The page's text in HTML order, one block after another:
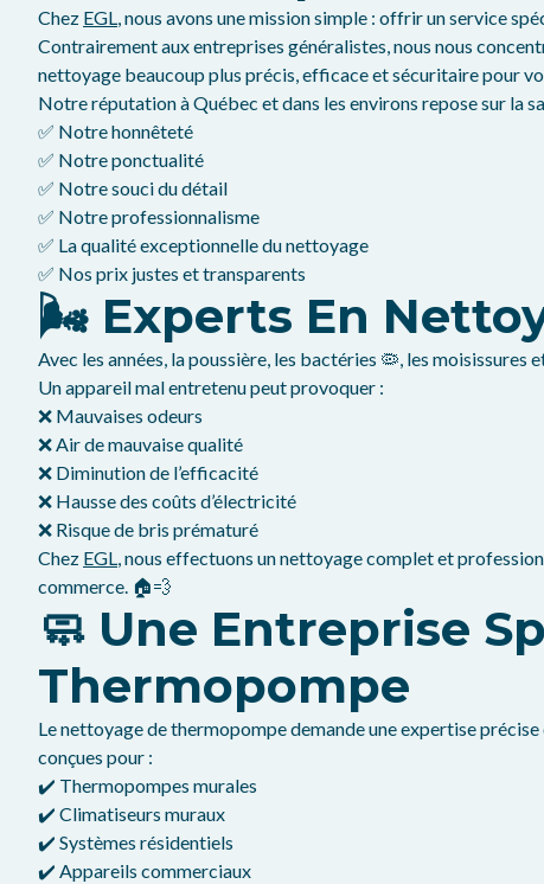
Chez EGL, nous avons une mission simple : offrir un service
Contrairement aux entreprises généralistes, nous nous
nettoyage beaucoup plus précis, efficace et sécuritaire pour
Notre réputation à Québec et dans les environs repose sur la
✅ Notre honnêteté
✅ Notre ponctualité
✅ Notre souci du détail
✅ Notre professionnalisme
✅ La qualité exceptionnelle du nettoyage
✅ Nos prix justes et transparents
🌬️ Experts En
Avec les années, la poussière, les bactéries 🦠, les
Un appareil mal entretenu peut provoquer :
❌ Mauvaises odeurs
❌ Air de mauvaise qualité
❌ Diminution de l’efficacité
❌ Hausse des coûts d’électricité
❌ Risque de bris prématuré
Chez EGL, nous effectuons un nettoyage complet et
commerce. 🏠💨
🧼 Une Entreprise
Thermopompe
Le nettoyage de thermopompe demande une expertise
conçues pour :
✔️ Thermopompes murales
✔️ Climatiseurs muraux
✔️ Systèmes résidentiels
✔️ Appareils commerciaux